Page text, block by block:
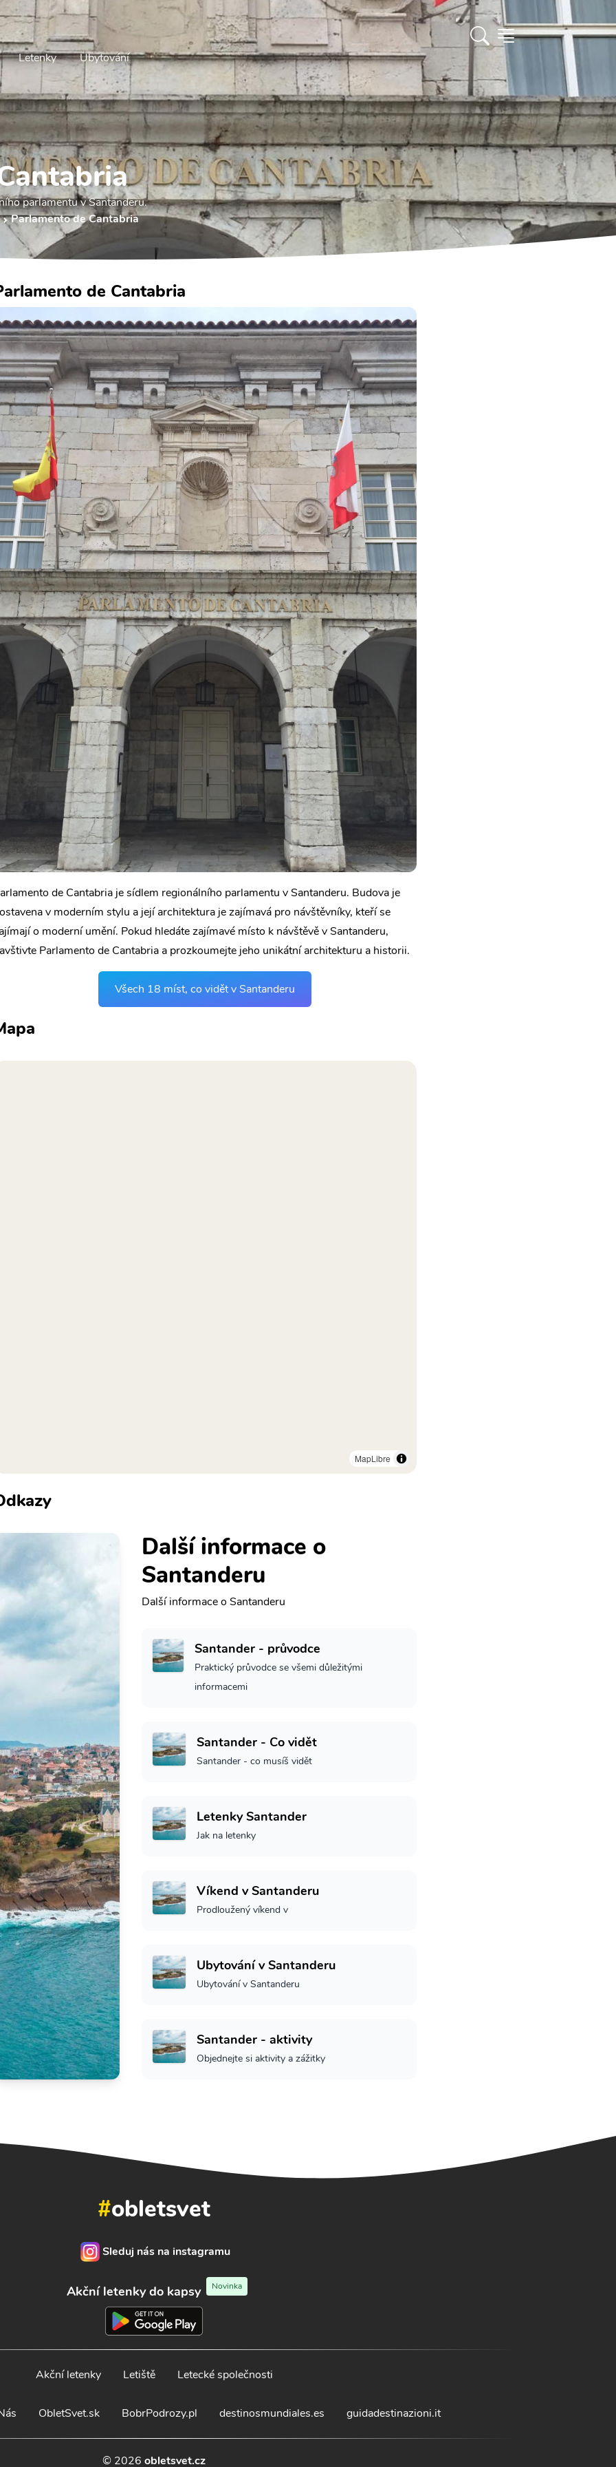
Letenky Ubytování
parlamentu v Santanderu.
Parlamento de Cantabria
de Cantabria
de Cantabria je sídlem regionálního parlamentu v Santanderu. Budova je
v moderním stylu a její architektura je zajímavá pro návštěvníky, kteří se
o moderní umění. Pokud hledáte zajímavé místo k návštěvě v Santanderu,
Parlamento de Cantabria a prozkoumejte jeho unikátní architekturu a historii.
Všech 18 míst, co vidět v Santanderu
MapLibre
Další informace o
Santanderu
Další informace o Santanderu
Santander - průvodce
Praktický průvodce se všemi důležitými
informacemi
Santander - Co vidět
Santander - co musíš vidět
Letenky Santander
Jak na letenky
Víkend v Santanderu
Prodloužený víkend v
Ubytování v Santanderu
Ubytování v Santanderu
Santander - aktivity
Objednejte si aktivity a zážitky
#obletsvet
Sleduj nás na instagramu
Akční letenky do kapsy Novinka
Akční letenky Letiště Letecké společnosti
ObletSvet.sk BobrPodrozy.pl destinosmundiales.es guidadestinazioni.it
© 2026 obletsvet.cz